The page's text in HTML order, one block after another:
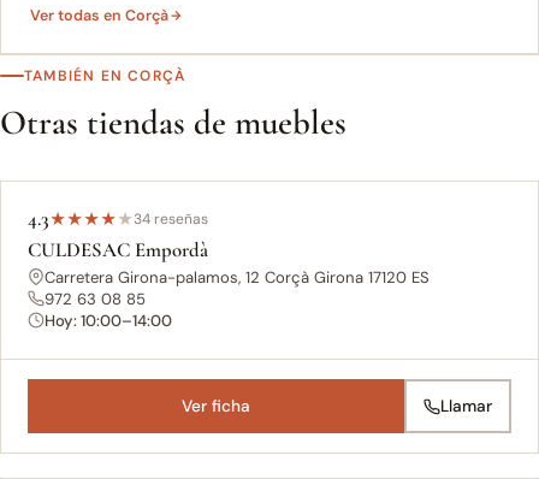
Ver todas en Corçà
TAMBIÉN EN CORÇÀ
Otras tiendas de muebles
4.3★★★★★34 reseñas
CULDESAC Empordà
Carretera Girona-palamos, 12 Corçà Girona 17120 ES
972 63 08 85
Hoy: 10:00–14:00
Ver ficha Llamar